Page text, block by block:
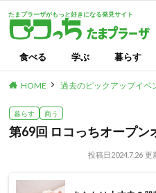
たまプラーザがもっと好きになる発見サイト
食べる 学ぶ 暮らす
HOME 過去のピックアップイベ
暮らす 商う
第69回 ロコっちオープン
投稿日 2024.7.26 更